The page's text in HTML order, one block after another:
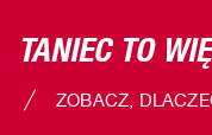
ZOBACZ,
TANIEC TO